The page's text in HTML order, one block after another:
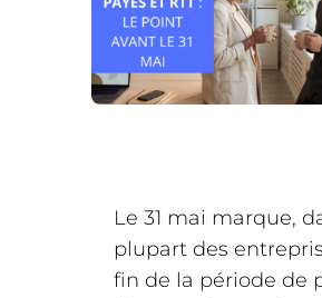
Le 31 mai marque,
plupart des
fin de la période de